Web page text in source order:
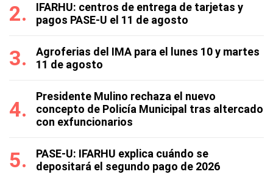
IFARHU: centros de entrega de tarjetas y
pagos PASE-U el 11 de agosto
Agroferias del IMA para el lunes 10 y martes
11 de agosto
Presidente Mulino rechaza el nuevo
concepto de Policía Municipal tras altercado
con exfuncionarios
PASE-U: IFARHU explica cuándo se
depositará el segundo pago de 2026